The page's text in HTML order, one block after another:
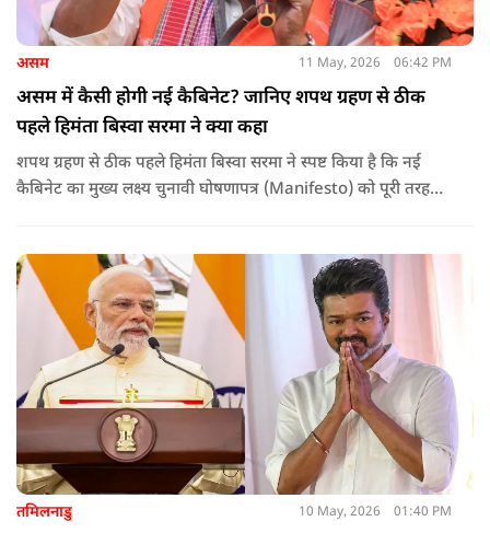
असम 11 May, 2026 06:42 PM
असम में कैसी होगी नई कैबिनेट? जानिए शपथ ग्रहण से ठीक
पहले हिमंता बिस्वा सरमा ने क्या कहा
शपथ ग्रहण से ठीक पहले हिमंता बिस्वा सरमा ने स्पष्ट किया है कि नई
कैबिनेट का मुख्य लक्ष्य चुनावी घोषणापत्र (Manifesto) को पूरी तरह
तमिलनाडु 10 May, 2026 01:40 PM